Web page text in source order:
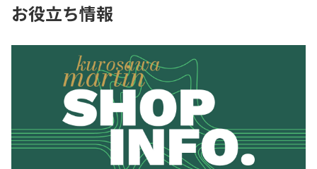
お役立ち情報